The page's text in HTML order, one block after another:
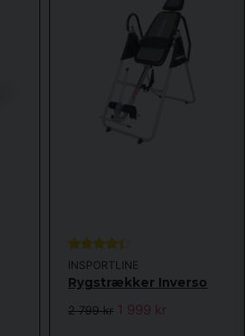
mit spørgsmål
Send spørgsmålINSPORTLINE
Rygstrækker Inverso
2 799 kr 1 999 kr